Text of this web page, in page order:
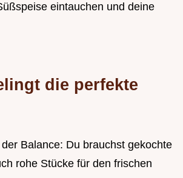
eintauchen und deine
die perfekte
der Balance: Du brauchst gekochte
rohe Stücke für den frischen